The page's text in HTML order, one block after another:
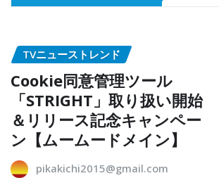
TVニューストレンド
Cookie同意管理ツール
「STRIGHT」取り扱い開始
＆リリース記念キャンペー
ン【ムームードメイン】
pikakichi2015@gmail.com